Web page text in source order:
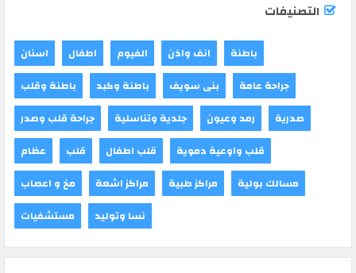
التصنيفات
اسنان اطفال الفيوم انف واذن
باطنة
باطنة وقلب
باطنة وكبد بنى سويف
جراحة عامة
جراحة قلب وصدر
جلدية وتناسلية رمد وعيون
صدرية
عظام
قلب قلب اطفال
قلب واوعية دموية
مخ و اعصاب
مراكز اشعة مراكز طبية
مسالك بولية
مستشفيات
نسا وتوليد